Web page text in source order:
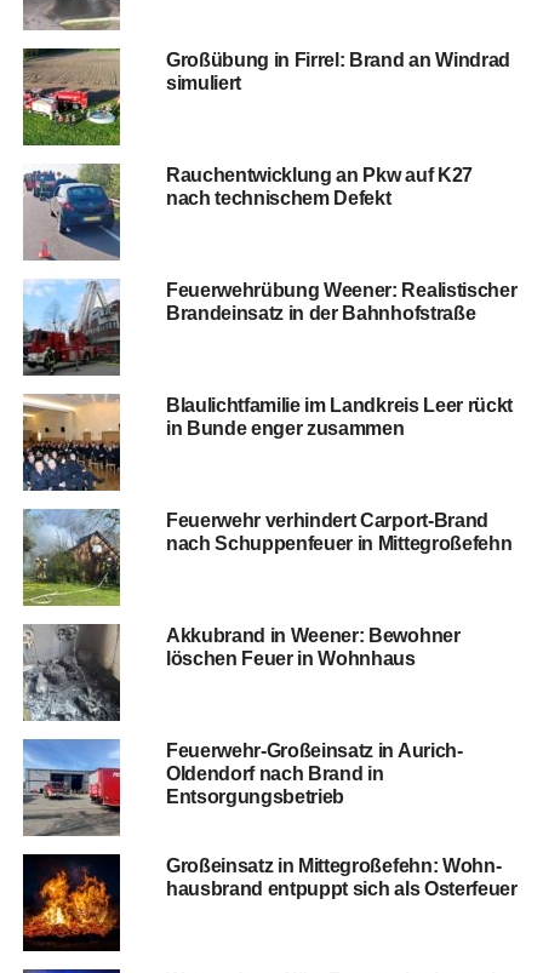
Groß­übung in Fir­rel: Brand an Wind­rad
simuliert
Rauch­ent­wick­lung an Pkw auf K27
nach tech­ni­schem Defekt
Feu­er­wehr­übung Wee­ner: Rea­lis­ti­scher
Brand­ein­satz in der Bahnhofstraße
Blau­licht­fa­mi­lie im Land­kreis Leer rückt
in Bun­de enger zusammen
Feu­er­wehr ver­hin­dert Car­port-Brand
nach Schup­pen­feu­er in Mittegroßefehn
Akku­brand in Wee­ner: Bewoh­ner
löschen Feu­er in Wohnhaus
Feu­er­wehr-Groß­ein­satz in Aurich-
Olden­dorf nach Brand in
Entsorgungsbetrieb
Groß­ein­satz in Mit­te­große­fehn: Wohn­
haus­brand ent­puppt sich als Osterfeuer